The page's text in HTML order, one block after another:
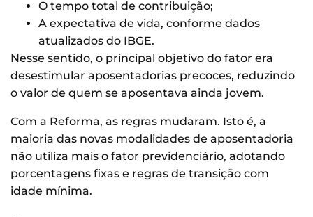
O tempo total de contribuição;
A expectativa de vida, conforme dados
atualizados do IBGE.
Nesse sentido, o principal objetivo do fator era
desestimular aposentadorias precoces, reduzindo
o valor de quem se aposentava ainda jovem.
Com a Reforma, as regras mudaram. Isto é, a
maioria das novas modalidades de aposentadoria
não utiliza mais o fator previdenciário, adotando
porcentagens fixas e regras de transição com
idade mínima.